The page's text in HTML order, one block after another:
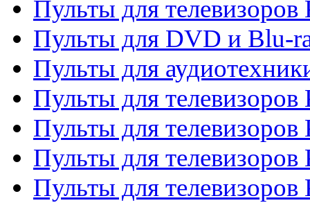
Пульты для телевизоров
Пульты для DVD и Blu-
Пульты для
Пульты для
Пульты для телевизоров
Пульты для телевизоров
Пульты для телевизоров